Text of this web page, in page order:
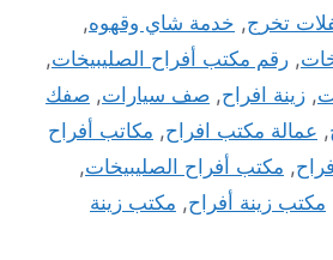
تخرج, خدمة شاي وقهوه,
, رقم مكتب أفراح الصليبيخات,
, زينة افراح, صف سيارات, صفك
, عمالة مكتب افراح, مكاتب أفراح
, مكتب أفراح الصليبيخات,
مكتب زينة أفراح, مكتب زينة